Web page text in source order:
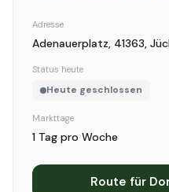
Adresse
Adenauerplatz, 41363,
Status heute
Heute geschlossen
Markttage
1 Tag pro Woche
Route für